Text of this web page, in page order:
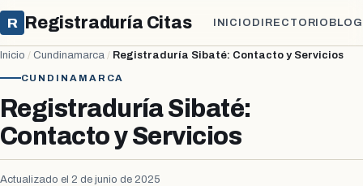
R Registraduría Citas INICIO DIRECTORIO BLOG
Inicio / Cundinamarca / Registraduría Sibaté: Contacto y Servicios
CUNDINAMARCA
Registraduría Sibaté:
Contacto y Servicios
Actualizado el 2 de junio de 2025